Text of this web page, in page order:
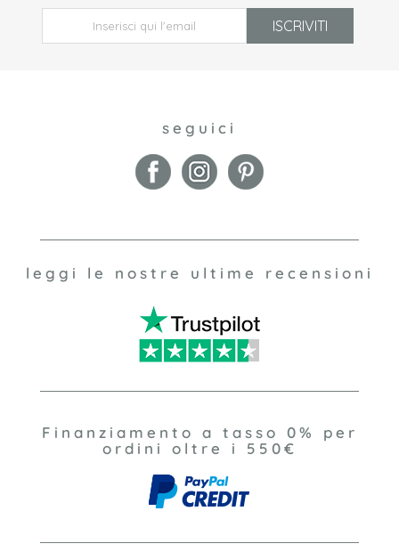
ISCRIVITI
seguici
leggi le nostre ultime recensioni
Finanziamento a tasso 0% per
ordini oltre i 550€